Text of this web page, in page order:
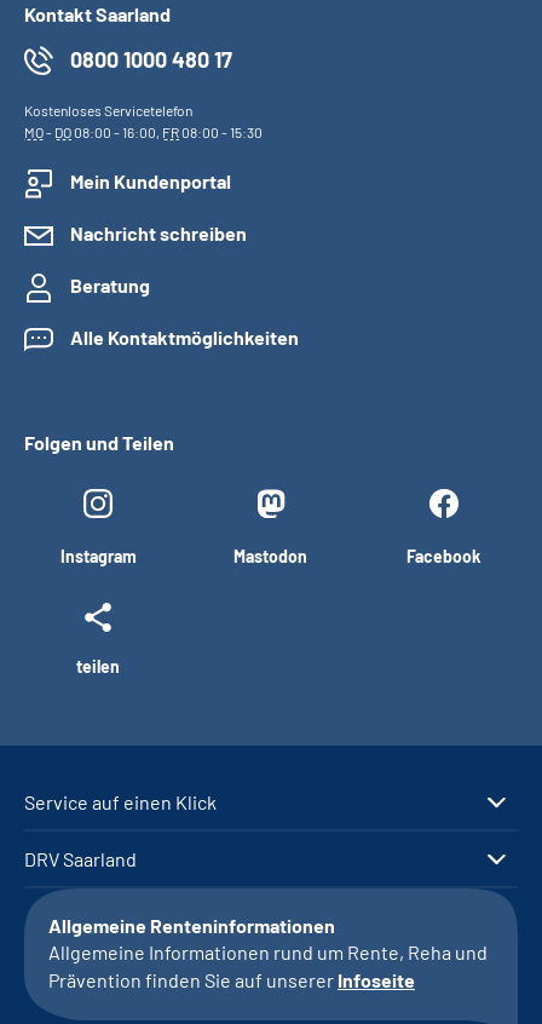
Kontakt Saarland
0800 1000 480 17
Kostenloses Servicetelefon
MO- DO08:00 - 16:00, FR08:00 - 15:30
Mein Kundenportal
Nachricht schreiben
Beratung
Alle Kontaktmöglichkeiten
Folgen und Teilen
Instagram Mastodon Facebook
teilen
Service auf einen Klick
DRV Saarland
Allgemeine Renteninformationen
Allgemeine Informationen rund um Rente, Reha und
Prävention finden Sie auf unserer Infoseite